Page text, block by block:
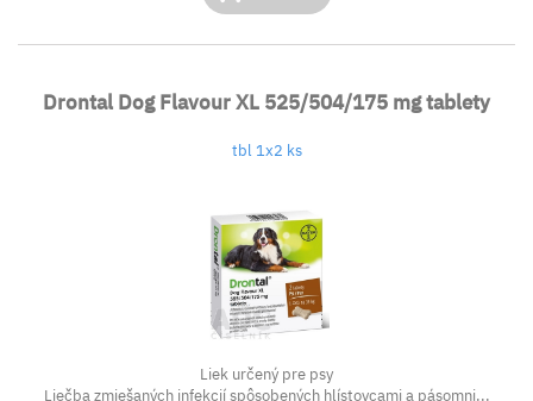
Drontal Dog Flavour XL 525/504/175 mg tablety
tbl 1x2 ks
Liek určený pre psy
Liečba zmiešaných infekcií spôsobených hlístovcami a pásomni...